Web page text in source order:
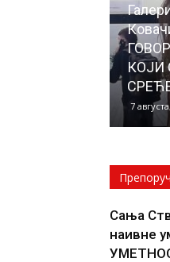
КОЈИ
7
Сања
наивне